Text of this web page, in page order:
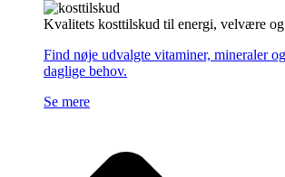
Kvalitets kosttilskud til energi, velvære og
Find nøje udvalgte vitaminer, mineraler
daglige behov.
Se mere